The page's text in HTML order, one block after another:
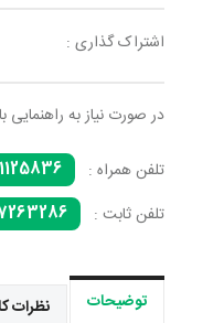
اشتراک گذاری :
در صورت نیاز به راهنمایی
تلفن همراه :
تلفن ثابت :
توضیحات نظرات